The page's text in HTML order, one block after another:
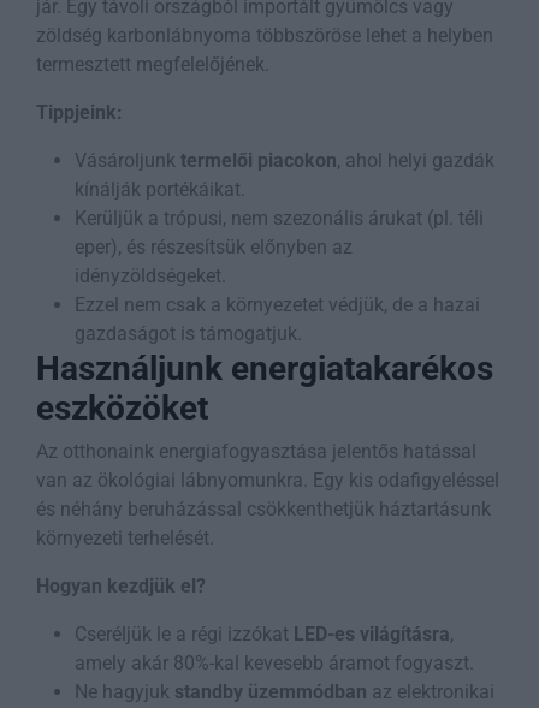
jár. Egy távoli országból importált gyümölcs vagy
zöldség karbonlábnyoma többszöröse lehet a helyben
termesztett megfelelőjének.
Tippjeink:
Vásároljunk termelői piacokon, ahol helyi gazdák
kínálják portékáikat.
Kerüljük a trópusi, nem szezonális árukat (pl. téli
eper), és részesítsük előnyben az
idényzöldségeket.
Ezzel nem csak a környezetet védjük, de a hazai
gazdaságot is támogatjuk.
Használjunk energiatakarékos
eszközöket
Az otthonaink energiafogyasztása jelentős hatással
van az ökológiai lábnyomunkra. Egy kis odafigyeléssel
és néhány beruházással csökkenthetjük háztartásunk
környezeti terhelését.
Hogyan kezdjük el?
Cseréljük le a régi izzókat LED-es világításra,
amely akár 80%-kal kevesebb áramot fogyaszt.
Ne hagyjuk standby üzemmódban az elektronikai